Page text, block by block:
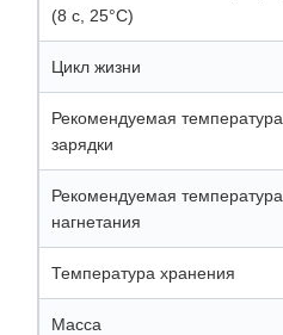
(8 с, 25°C)
Цикл жизни
Рекомендуемая температура
зарядки
Рекомендуемая температура
нагнетания
Температура хранения
Масса